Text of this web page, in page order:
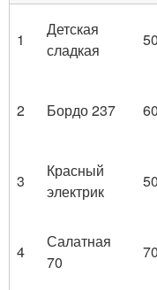
1
Детская
сладкая
2 Бордо 237
3
Красный
электрик
4
Салатная
70